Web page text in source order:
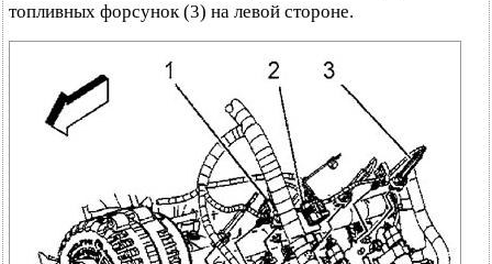
топливных форсунок (3) на левой стороне.